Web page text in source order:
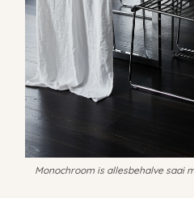
Monochroom is allesbehalve saai